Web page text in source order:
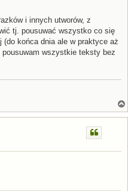
i innych utworów, z
tj. pousuwać wszystko co się
(do końca dnia ale w praktyce aż
wszystkie teksty bez